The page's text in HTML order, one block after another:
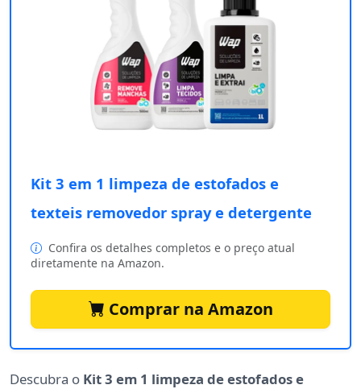
Kit 3 em 1 limpeza de estofados e
texteis removedor spray e detergente
Confira os detalhes completos e o preço atual
diretamente na Amazon.
Comprar na Amazon
Descubra o Kit 3 em 1 limpeza de estofados e